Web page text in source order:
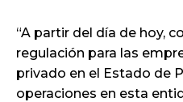
“A partir del día de hoy,
regulación para las
privado en el Estado de
operaciones en esta